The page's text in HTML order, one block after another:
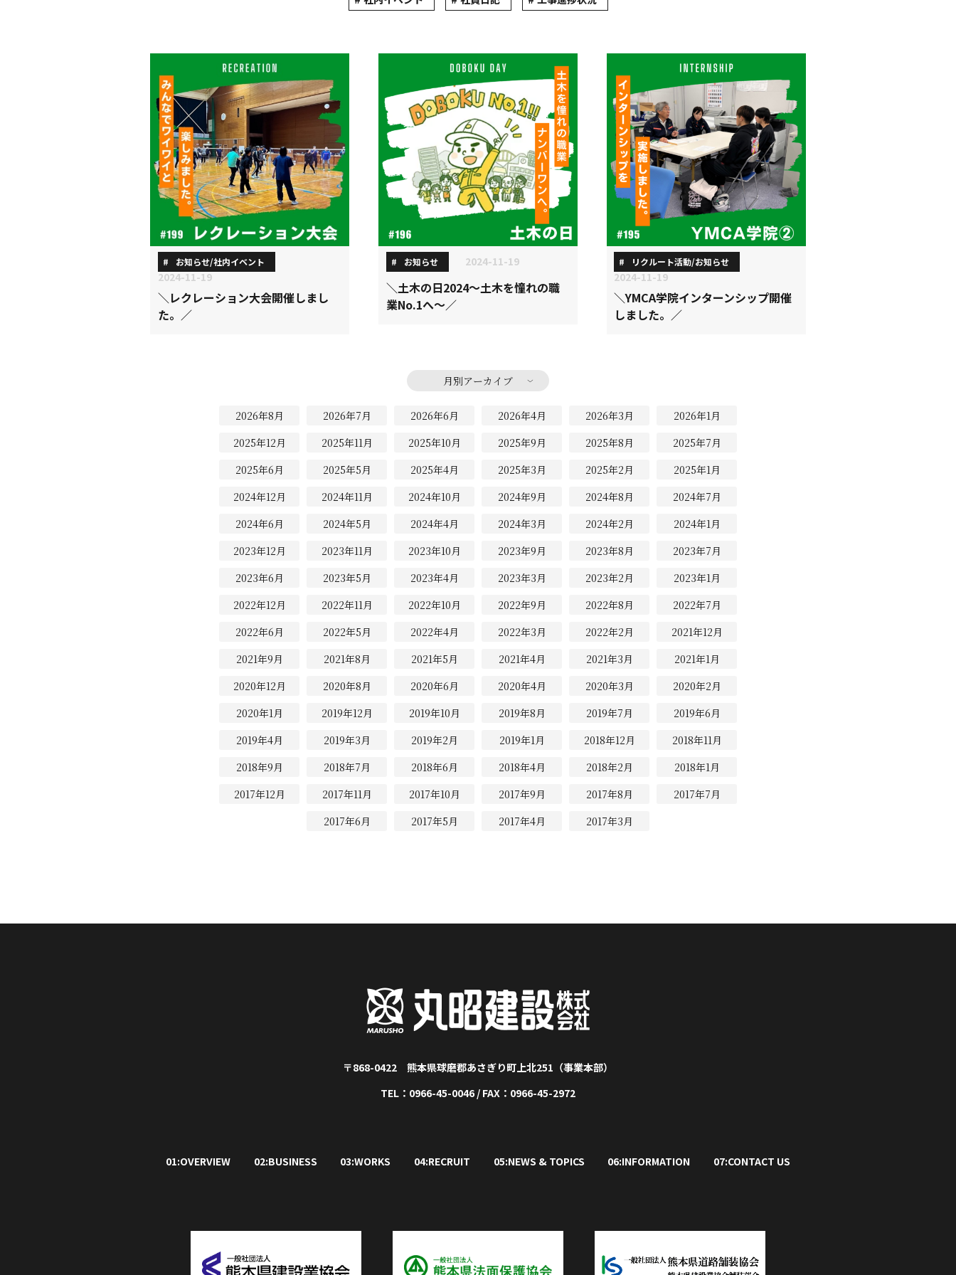
お知らせ/社内イベント
2024-11-19
＼レクレーション大会開催しまし
た。／
お知らせ 2024-11-19
＼土木の日2024～土木を憧れの職
業No.1へ〜／
リクルート活動/お知らせ
2024-11-19
＼YMCA学院インターンシップ開催
しました。／
月別アーカイブ
2026年8月 2026年7月 2026年6月 2026年4月 2026年3月
2026年1月
2025年12月
2025年11月 2025年10月 2025年9月 2025年8月
2025年7月
2025年6月
2025年5月 2025年4月 2025年3月 2025年2月
2025年1月
2024年12月
2024年11月 2024年10月 2024年9月 2024年8月
2024年7月
2024年6月
2024年5月 2024年4月 2024年3月 2024年2月
2024年1月
2023年12月
2023年11月 2023年10月 2023年9月 2023年8月
2023年7月
2023年6月
2023年5月 2023年4月 2023年3月 2023年2月
2023年1月
2022年12月
2022年11月 2022年10月 2022年9月 2022年8月
2022年7月
2022年6月
2022年5月 2022年4月 2022年3月 2022年2月
2021年12月
2021年9月
2021年8月 2021年5月 2021年4月 2021年3月
2021年1月
2020年12月
2020年8月 2020年6月 2020年4月 2020年3月
2020年2月
2020年1月
2019年12月 2019年10月 2019年8月 2019年7月
2019年6月
2019年4月
2019年3月 2019年2月 2019年1月 2018年12月
2018年11月
2018年9月
2018年7月 2018年6月 2018年4月 2018年2月
2018年1月
2017年12月
2017年11月 2017年10月 2017年9月 2017年8月
2017年7月
2017年6月
2017年5月 2017年4月 2017年3月
〒868-0422 熊本県球磨郡あさぎり町上北251（事業本部）
TEL：0966-45-0046 / FAX：0966-45-2972
01:OVERVIEW 02:BUSINESS 03:WORKS 04:RECRUIT 05:NEWS & TOPICS 06:INFORMATION 07:CONTACT US